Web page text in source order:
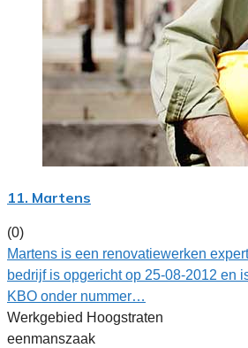
11. Martens
(0)
Martens is een renovatiewerken
bedrijf is opgericht op 25-08-2012 en
KBO onder nummer…
Werkgebied Hoogstraten
eenmanszaak